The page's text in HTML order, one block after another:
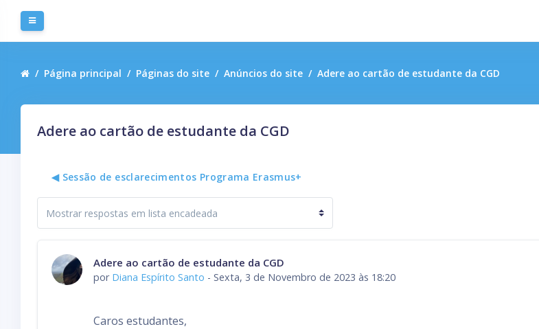
Ir para o conteúdo principal
Página principal Páginas do site Anúncios do site Adere ao cartão de estudante da CGD
Adere ao cartão de estudante da CGD
◀︎ Sessão de esclarecimentos Programa Erasmus+
visualização
Adere ao cartão de estudante da CGD
por Diana Espírito Santo - Sexta, 3 de Novembro de 2023 às 18:20
Número de respostas: 0
Caros estudantes,